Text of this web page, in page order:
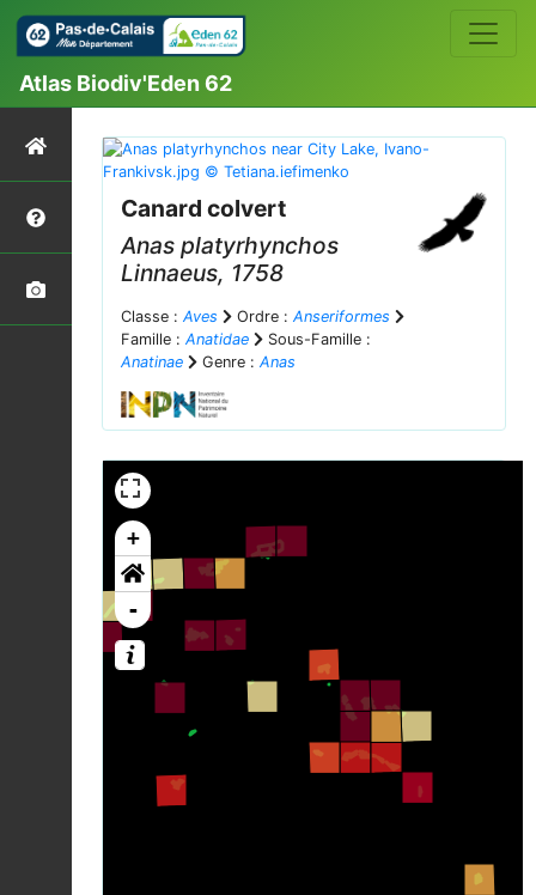
Atlas Biodiv'Eden 62
Canard colvert
Anas platyrhynchos
Linnaeus, 1758
Classe : Aves Ordre : Anseriformes
Famille : Anatidae
Sous-Famille :
Anatinae
Genre : Anas
+
-